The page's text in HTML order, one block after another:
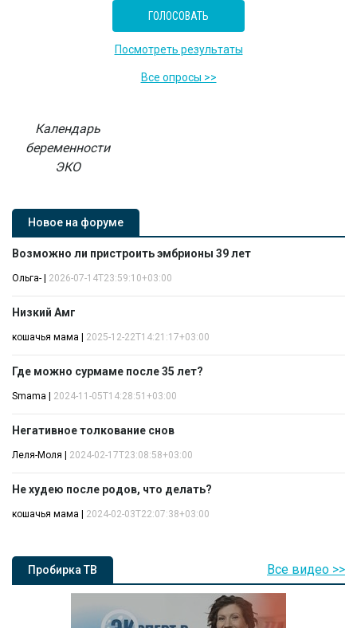
Посмотреть результаты
Все опросы >>
Календарь
беременности
ЭКО
Новое на форуме
Возможно ли пристроить эмбрионы 39 лет
Ольга- 2026-07-14T23:59:10+03:00
Низкий Амг
кошачья мама 2025-12-22T14:21:17+03:00
Где можно сурмаме после 35 лет?
Smama 2024-11-05T14:28:51+03:00
Негативное толкование снов
Леля-Моля 2024-02-17T23:08:58+03:00
Не худею после родов, что делать?
кошачья мама 2024-02-03T22:07:38+03:00
Пробирка ТВ Все видео >>